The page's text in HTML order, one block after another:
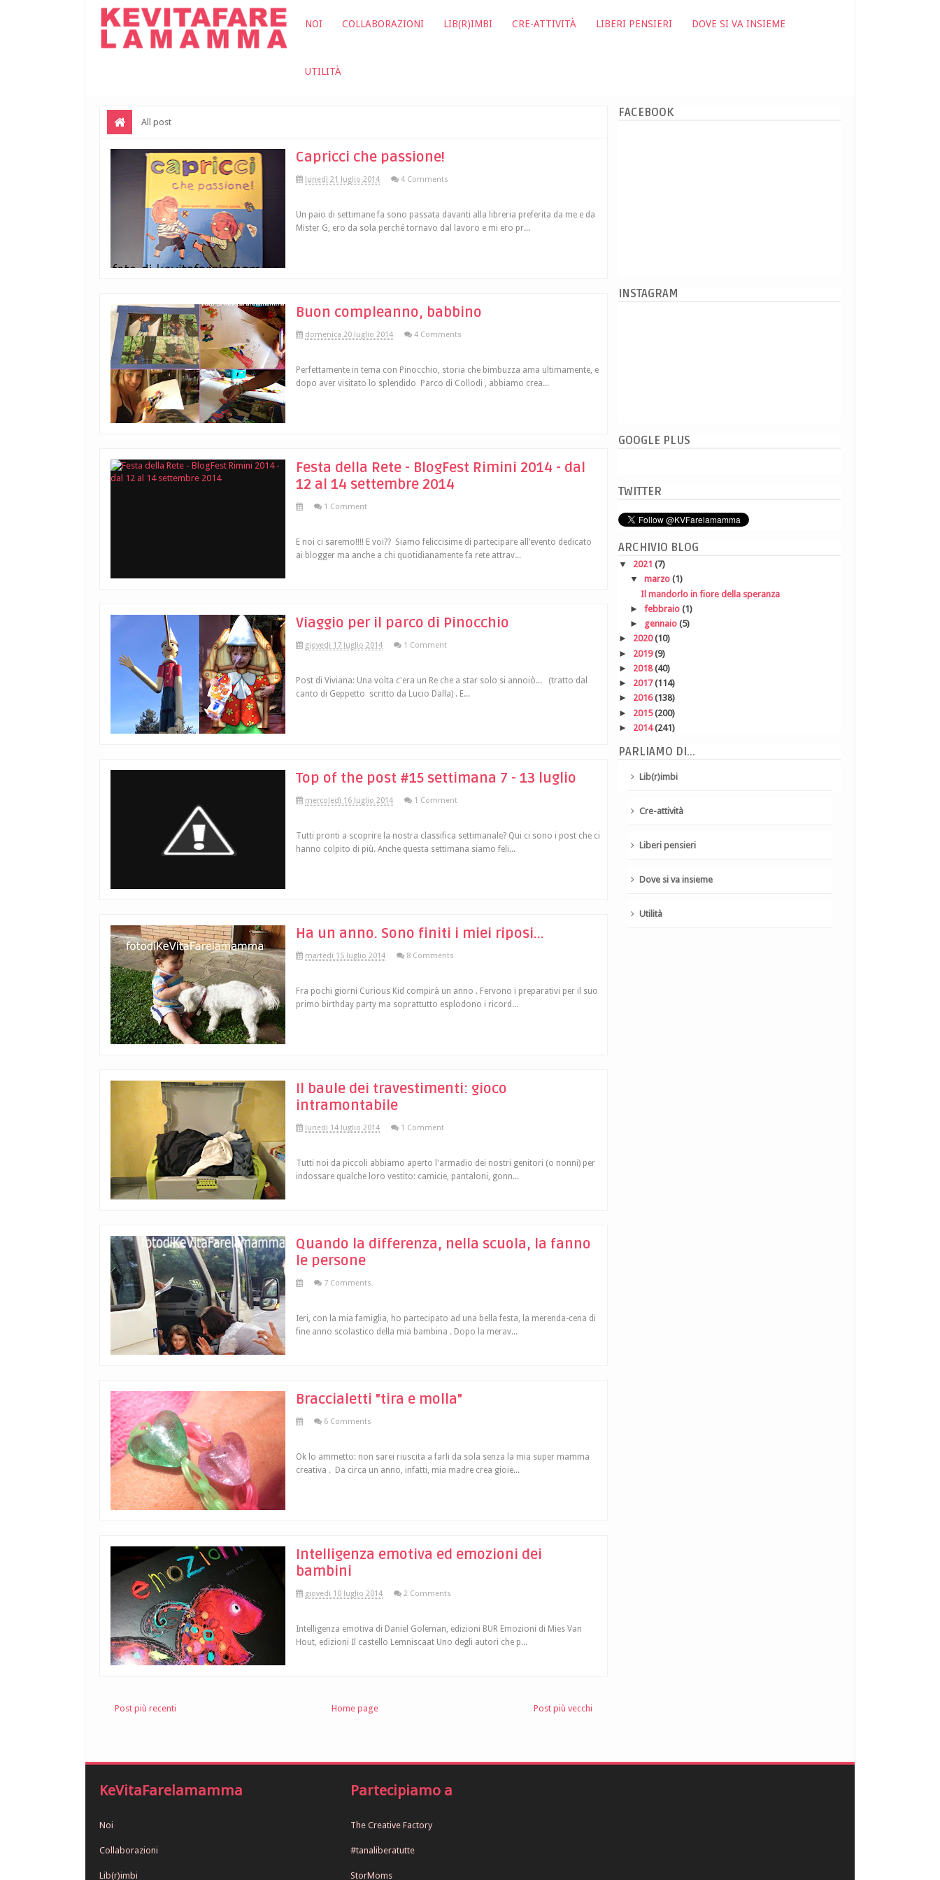
NOI COLLABORAZIONI LIB(R)IMBI CRE-ATTIVITÀ LIBERI PENSIERI DOVE SI VA INSIEME
UTILITÀ
All post
Capricci che passione!
lunedì 21 luglio 2014 4 Comments
Un paio di settimane fa sono passata davanti alla libreria preferita da me e da
Mister G, ero da sola perché tornavo dal lavoro e mi ero pr...
Buon compleanno, babbino
domenica 20 luglio 2014 4 Comments
Perfettamente in tema con Pinocchio, storia che bimbuzza ama ultimamente, e
dopo aver visitato lo splendido Parco di Collodi , abbiamo crea...
Festa della Rete - BlogFest Rimini 2014 - dal
12 al 14 settembre 2014
1 Comment
E noi ci saremo!!!! E voi?? Siamo feliccisime di partecipare all’evento dedicato
ai blogger ma anche a chi quotidianamente fa rete attrav...
Viaggio per il parco di Pinocchio
giovedì 17 luglio 2014 1 Comment
Post di Viviana: Una volta c'era un Re che a star solo si annoiò... (tratto dal
canto di Geppetto scritto da Lucio Dalla) . E...
Top of the post #15 settimana 7 - 13 luglio
mercoledì 16 luglio 2014 1 Comment
Tutti pronti a scoprire la nostra classifica settimanale? Qui ci sono i post che ci
hanno colpito di più. Anche questa settimana siamo feli...
Ha un anno. Sono finiti i miei riposi...
martedì 15 luglio 2014 8 Comments
Fra pochi giorni Curious Kid compirà un anno . Fervono i preparativi per il suo
primo birthday party ma soprattutto esplodono i ricord...
Il baule dei travestimenti: gioco
intramontabile
lunedì 14 luglio 2014 1 Comment
Tutti noi da piccoli abbiamo aperto l'armadio dei nostri genitori (o nonni) per
indossare qualche loro vestito: camicie, pantaloni, gonn...
Quando la differenza, nella scuola, la fanno
le persone
7 Comments
Ieri, con la mia famiglia, ho partecipato ad una bella festa, la merenda-cena di
fine anno scolastico della mia bambina . Dopo la merav...
Braccialetti "tira e molla"
6 Comments
Ok lo ammetto: non sarei riuscita a farli da sola senza la mia super mamma
creativa . Da circa un anno, infatti, mia madre crea gioie...
Intelligenza emotiva ed emozioni dei
bambini
giovedì 10 luglio 2014 2 Comments
Intelligenza emotiva di Daniel Goleman, edizioni BUR Emozioni di Mies Van
Hout, edizioni Il castello Lemniscaat Uno degli autori che p...
Post più recenti Post più vecchi
Home page
FACEBOOK
INSTAGRAM
GOOGLE PLUS
TWITTER
ARCHIVIO BLOG
▼ 2021 (7)
▼ marzo (1)
Il mandorlo in fiore della speranza
► febbraio (1)
► gennaio (5)
► 2020(10)
► 2019(9)
► 2018(40)
► 2017(114)
► 2016(138)
► 2015(200)
► 2014(241)
PARLIAMO DI...
Lib(r)imbi
Cre-attività
Liberi pensieri
Dove si va insieme
Utilità
KeVitaFarelamamma
Noi
Collaborazioni
Lib(r)imbi
Partecipiamo a
The Creative Factory
#tanaliberatutte
StorMoms